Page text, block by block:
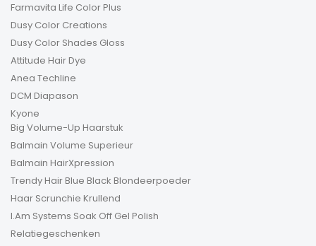
Farmavita Life Color Plus
Dusy Color Creations
Dusy Color Shades Gloss
Attitude Hair Dye
Anea Techline
DCM Diapason
Kyone
Big Volume-Up Haarstuk
Balmain Volume Superieur
Balmain HairXpression
Trendy Hair Blue Black Blondeerpoeder
Haar Scrunchie Krullend
I.Am Systems Soak Off Gel Polish
Relatiegeschenken